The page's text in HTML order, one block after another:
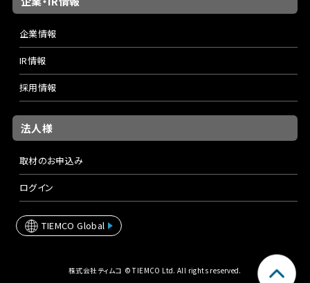
企業情報
IR情報
採用情報
法人様
取材のお申込み
ログイン
TIEMCO Global
株式会社ティムコ © TIEMCO Ltd. All rights reserved.